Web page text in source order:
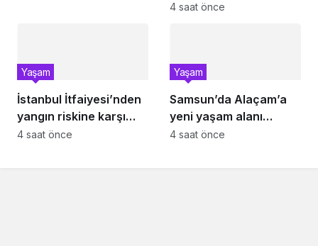
altyapı desteği
4 saat önce
İstanbul İtfaiyesi’nden
yangın riskine karşı
videolu uyarı
Yaşam
4 saat önce
Samsun’da Alaçam’a
yeni yaşam alanı
kazandırıldı
Yaşam
4 saat önce